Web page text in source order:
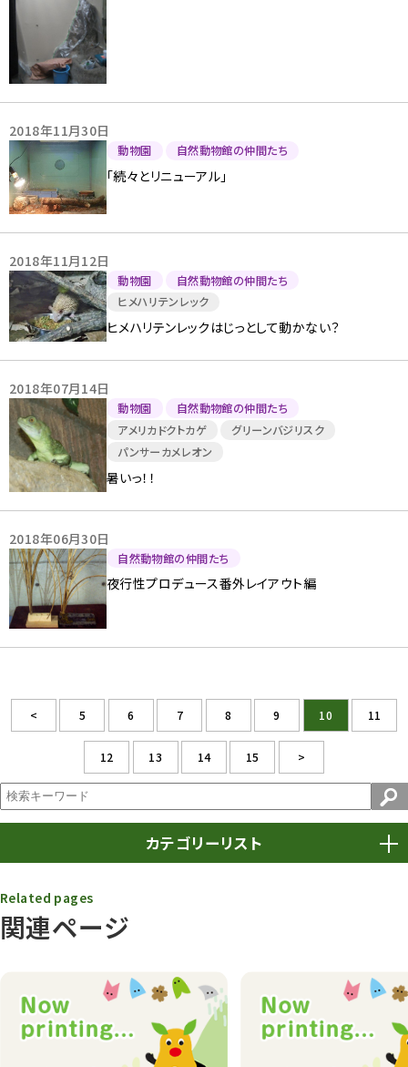
2018年11月30日
動物園 自然動物館の仲間たち
「続々とリニューアル」
2018年11月12日
動物園
自然動物館の仲間たち
ヒメハリテンレック
ヒメハリテンレックはじっとして動かない？
2018年07月14日
動物園
自然動物館の仲間たち
アメリカドクトカゲ
グリーンバジリスク
パンサーカメレオン
暑いっ！！
2018年06月30日
自然動物館の仲間たち
夜行性プロデュース番外レイアウト編
< 5 6 7 8 9 10 11
12 13 14 15 >
カテゴリーリスト
動物園
動物園その他 117
植物園 510
関連ページ
Related pages